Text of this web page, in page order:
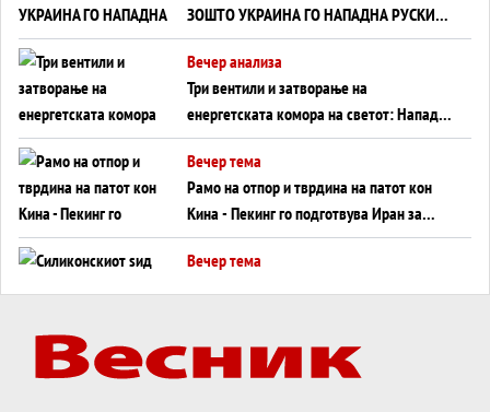
ЗОШТО УКРАИНА ГО НАПАДНА РУСКИОТ
WILDBERRIES
Вечер анализа
Три вентили и затворање на
енергетската комора на светот: Нападот
во Суец најавува глобален енергетски
инфаркт?
Вечер тема
Рамо на отпор и тврдина на патот кон
Кина - Пекинг го подготвува Иран за
американска копнена инвазија
Вечер тема
Вечер тема
Трамп тврди дека повторно „разговара“